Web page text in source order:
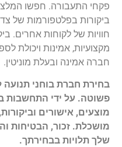
פקחי התעבורה. חפשו
ביקורות בפלטפורמות של
חוויות של לקוחות אחרים.
מקצועיות, אמינות ויכולת
חברה אמינה ובעלת מוניטין.
בחירת חברת בוחני
פשוטה. על ידי התחשבות
מוצעים, אישורים
מושכלת. זכור, הבטיחות
שלך תלויות בבחירתך.